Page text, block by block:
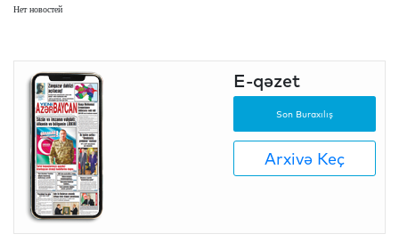
Нет новостей
E-qəzet
Son Buraxılış
Arxivə Keç